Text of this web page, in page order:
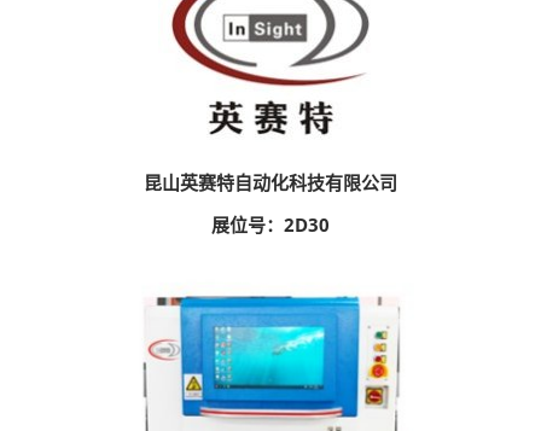
昆山英赛特自动化科技有限公司
展位号：2D30